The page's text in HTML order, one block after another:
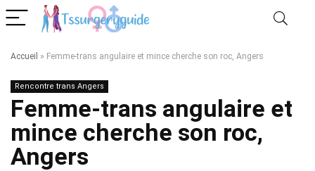
Accueil » Femme-trans angulaire et mince cherche son roc, Angers
Rencontre trans Angers
Femme-trans angulaire et
mince cherche son roc,
Angers